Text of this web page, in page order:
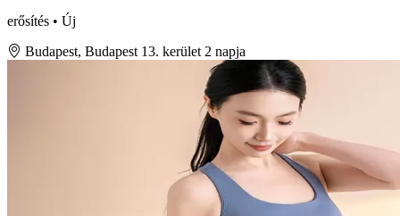
erősítés • Új
Budapest, Budapest 13. kerület 2 napja